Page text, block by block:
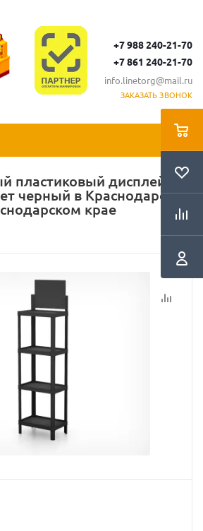
+7 988 240-21-70
+7 861 240-21-70
info.linetorg@mail.ru
ЗАКАЗАТЬ ЗВОНОК
пластиковый дисплей
черный в Краснодаре и
крае